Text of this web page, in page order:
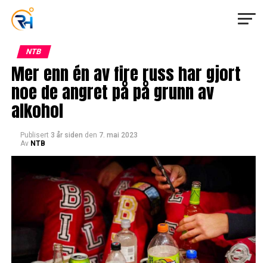
NTB
Mer enn én av fire russ har gjort
noe de angret på på grunn av
alkohol
Publisert 3 år siden den 7. mai 2023
Av NTB